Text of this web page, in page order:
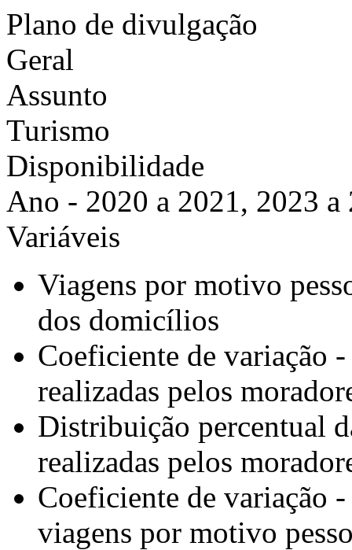
Plano de divulgação
Geral
Assunto
Turismo
Disponibilidade
Ano - 2020 a 2021, 2023 a
Variáveis
Viagens por motivo
dos domicílios
Coeficiente de variação
realizadas pelos
Distribuição percentual
realizadas pelos
Coeficiente de variação
viagens por motivo